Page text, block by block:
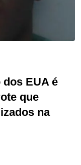
EUA é
que
na